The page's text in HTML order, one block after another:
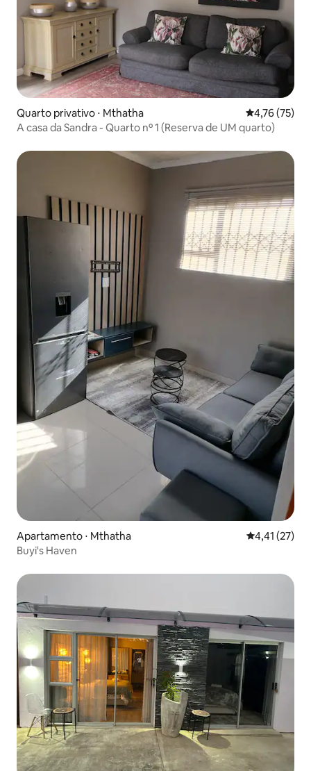
Quarto privativo ⋅ Mthatha 4,76 de uma
4,76 (75)
A casa da Sandra - Quarto nº 1 (Reserva de UM quarto)
Apartamento ⋅ Mthatha 4,41 de uma
4,41 (27)
Buyi's Haven